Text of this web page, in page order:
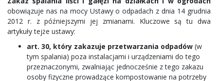
obowiązuje nas na mocy Ustawy o odpadach z dnia 14 grudnia
2012 r. z późniejszymi jej zmianami. Kluczowe są tu dwa
artykuły tejże ustawy:
art. 30, który zakazuje przetwarzania odpadów (w
tym spalania) poza instalacjami i urządzeniami do tego
przeznaczonymi, zwalniając jednocześnie z tego zakazu
osoby fizyczne prowadzące kompostowanie na potrzeby